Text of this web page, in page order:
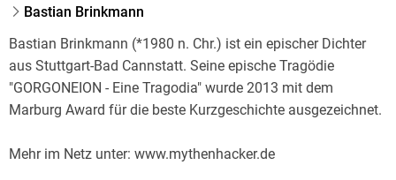
Bastian Brinkmann
Bastian Brinkmann (*1980 n. Chr.) ist ein epischer Dichter
aus Stuttgart-Bad Cannstatt. Seine epische Tragödie
"GORGONEION - Eine Tragodia" wurde 2013 mit dem
Marburg Award für die beste Kurzgeschichte ausgezeichnet.
Mehr im Netz unter: www.mythenhacker.de